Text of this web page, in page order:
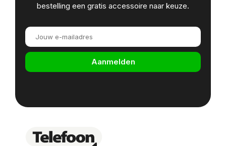
bestelling een gratis accessoire naar keuze.
Aanmelden